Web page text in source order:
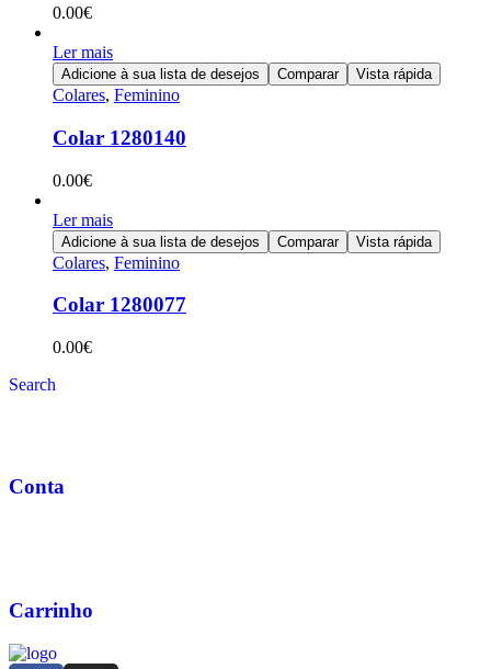
0.00€
Ler mais
Adicione à sua lista de desejos Comparar Vista rápida
Colares, Feminino
Colar 1280140
0.00€
Ler mais
Adicione à sua lista de desejos Comparar Vista rápida
Colares, Feminino
Colar 1280077
0.00€
Search
Conta
Carrinho